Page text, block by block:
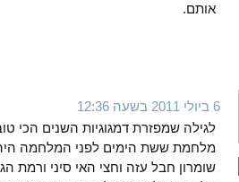
אותם.
6 ביולי 2011 בשעה 12:36
לגילה שמפזרת דמגוגיות השנים הכי
מלחמת ששת הימים לפני המלחמה היה